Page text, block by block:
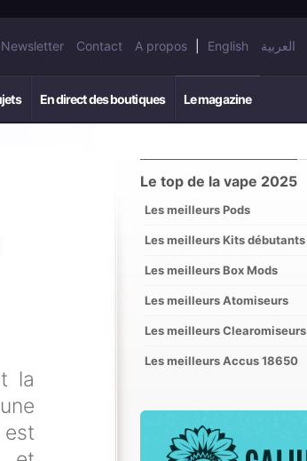
Newsletter Contact A propos English العربية
En direct des boutiques Le magazine
la
Le top de la vape 2025
Les meilleurs Pods
Les meilleurs Kits débutants
Les meilleurs Box Mods
Les meilleurs Atomiseurs
Les meilleurs Clearomiseurs
Les meilleurs Accus 18650